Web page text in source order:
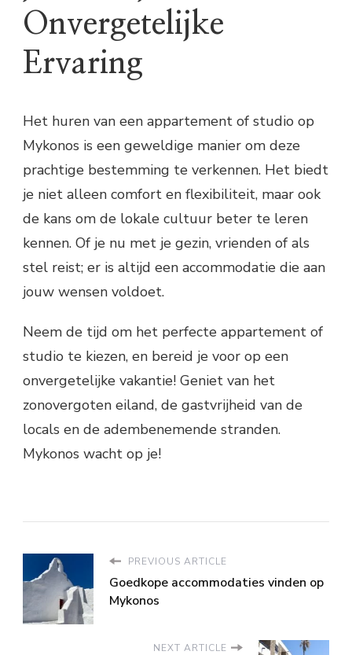
Onvergetelijke
Ervaring
Het huren van een appartement of studio op
Mykonos is een geweldige manier om deze
prachtige bestemming te verkennen. Het biedt
je niet alleen comfort en flexibiliteit, maar ook
de kans om de lokale cultuur beter te leren
kennen. Of je nu met je gezin, vrienden of als
stel reist; er is altijd een accommodatie die aan
jouw wensen voldoet.
Neem de tijd om het perfecte appartement of
studio te kiezen, en bereid je voor op een
onvergetelijke vakantie! Geniet van het
zonovergoten eiland, de gastvrijheid van de
locals en de adembenemende stranden.
Mykonos wacht op je!
PREVIOUS ARTICLE
Goedkope accommodaties vinden op
Mykonos
NEXT ARTICLE